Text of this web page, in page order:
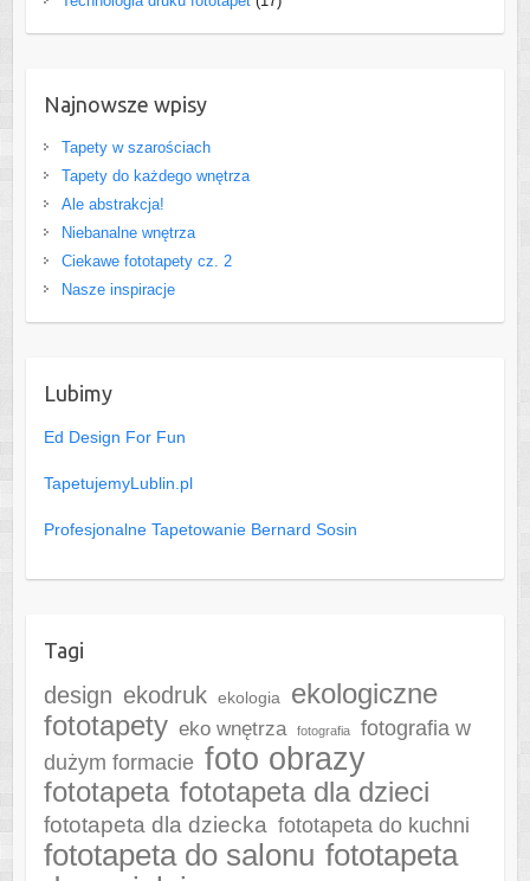
Najnowsze wpisy
Tapety w szarościach
Tapety do każdego wnętrza
Ale abstrakcja!
Niebanalne wnętrza
Ciekawe fototapety cz. 2
Nasze inspiracje
Lubimy
Ed Design For Fun
TapetujemyLublin.pl
Profesjonalne Tapetowanie Bernard Sosin
Tagi
design ekodruk ekologia
ekologiczne
fototapety eko wnętrza fotografia
fotografia w
dużym formacie foto obrazy
fototapeta fototapeta dla dzieci
fototapeta dla dziecka fototapeta do kuchni
fototapeta do salonu fototapeta